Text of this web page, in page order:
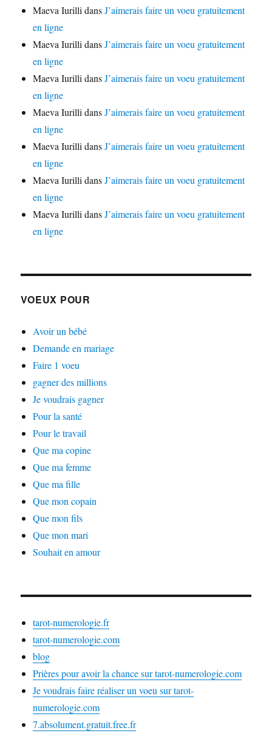
Maeva Iurilli dansJ’aimerais faire un voeu gratuitement
en ligne
Maeva Iurilli dansJ’aimerais faire un voeu gratuitement
en ligne
Maeva Iurilli dansJ’aimerais faire un voeu gratuitement
en ligne
Maeva Iurilli dansJ’aimerais faire un voeu gratuitement
en ligne
Maeva Iurilli dansJ’aimerais faire un voeu gratuitement
en ligne
Maeva Iurilli dansJ’aimerais faire un voeu gratuitement
en ligne
Maeva Iurilli dansJ’aimerais faire un voeu gratuitement
en ligne
VOEUX POUR
Avoir un bébé
Demande en mariage
Faire 1 voeu
gagner des millions
Je voudrais gagner
Pour la santé
Pour le travail
Que ma copine
Que ma femme
Que ma fille
Que mon copain
Que mon fils
Que mon mari
Souhait en amour
tarot-numerologie.fr
tarot-numerologie.com
blog
Prières pour avoir la chance sur tarot-numerologie.com
Je voudrais faire réaliser un voeu sur tarot-
numerologie.com
7.absolument.gratuit.free.fr